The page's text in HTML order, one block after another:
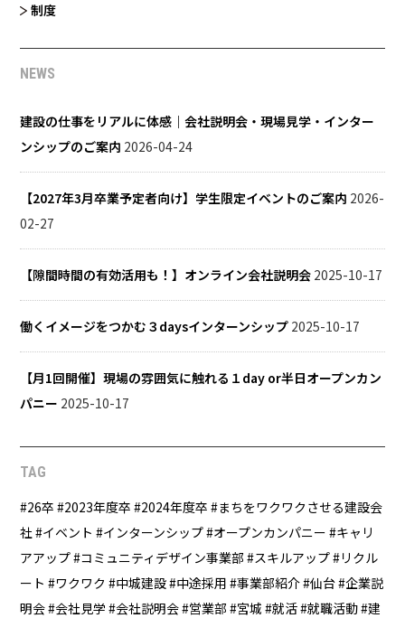
制度
NEWS
建設の仕事をリアルに体感｜会社説明会・現場見学・インター
ンシップのご案内 2026-04-24
【2027年3月卒業予定者向け】学生限定イベントのご案内 2026-
02-27
【隙間時間の有効活用も！】オンライン会社説明会 2025-10-17
働くイメージをつかむ３daysインターンシップ 2025-10-17
【月1回開催】現場の雰囲気に触れる１day or半日オープンカン
パニー 2025-10-17
TAG
26卒 2023年度卒 2024年度卒
まちをワクワクさせる建設会
社 イベント インターンシップ オープンカンパニー
キャリ
アアップ コミュニティデザイン事業部 スキルアップ
リクル
ート
ワクワク 中城建設 中途採用 事業部紹介 仙台 企業説
明会 会社見学 会社説明会 営業部 宮城 就活 就職活動 建